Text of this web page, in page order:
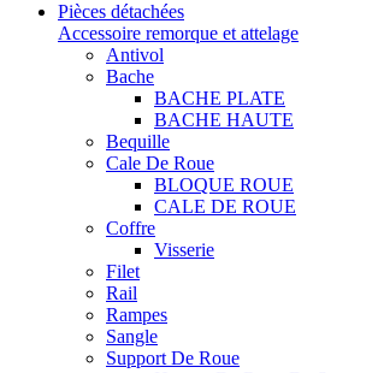
Pièces détachées
Accessoire remorque et attelage
Antivol
Bache
BACHE PLATE
BACHE HAUTE
Bequille
Cale De Roue
BLOQUE ROUE
CALE DE ROUE
Coffre
Visserie
Filet
Rail
Rampes
Sangle
Support De Roue